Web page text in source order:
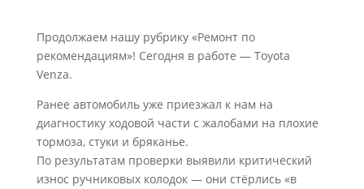
Продолжаем нашу рубрику «Ремонт по
рекомендациям»! Сегодня в работе — Toyota
Venza.
Ранее автомобиль уже приезжал к нам на
диагностику ходовой части с жалобами на плохие
тормоза, стуки и бряканье.
По результатам проверки выявили критический
износ ручниковых колодок — они стёрлись «в